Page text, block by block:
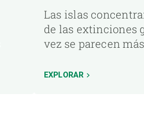
Las islas
de las extinciones
vez se parecen más
EXPLORAR